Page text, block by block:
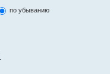
по убыванию